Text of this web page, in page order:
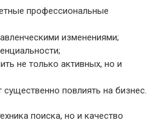
профессиональные
изменениями;
не только активных, но и
повлиять на бизнес.
поиска, но и качество